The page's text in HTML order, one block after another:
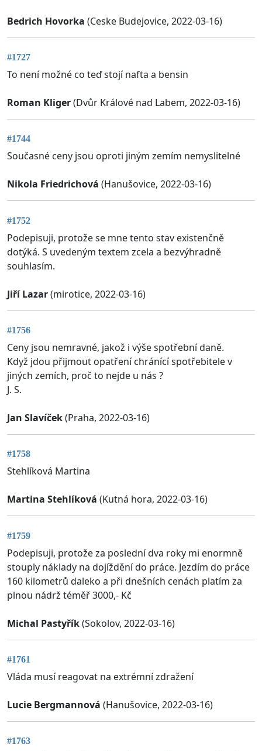
Bedrich Hovorka (Ceske Budejovice, 2022-03-16)
#1727
To není možné co teď stojí nafta a bensin
Roman Kliger(Dvůr Králové nad Labem, 2022-03-16)
#1744
Současné ceny jsou oproti jiným zemím nemyslitelné
Nikola Friedrichová (Hanušovice, 2022-03-16)
#1752
Podepisuji, protože se mne tento stav existenčně
dotýká. S uvedeným textem zcela a bezvýhradně
souhlasím.
Jiří Lazar(mirotice, 2022-03-16)
#1756
Ceny jsou nemravné, jakož i výše spotřební daně.
Když jdou přijmout opatření chránící spotřebitele v
jiných zemích, proč to nejde u nás ?
J. S.
Jan Slavíček(Praha, 2022-03-16)
#1758
Stehlíková Martina
Martina Stehlíková (Kutná hora, 2022-03-16)
#1759
Podepisuji, protože za poslední dva roky mi enormně
stouply náklady na dojíždění do práce. Jezdím do práce
160 kilometrů daleko a při dnešních cenách platím za
plnou nádrž téměř 3000,- Kč
Michal Pastyřík(Sokolov, 2022-03-16)
#1761
Vláda musí reagovat na extrémní zdražení
Lucie Bergmannová (Hanušovice, 2022-03-16)
#1763